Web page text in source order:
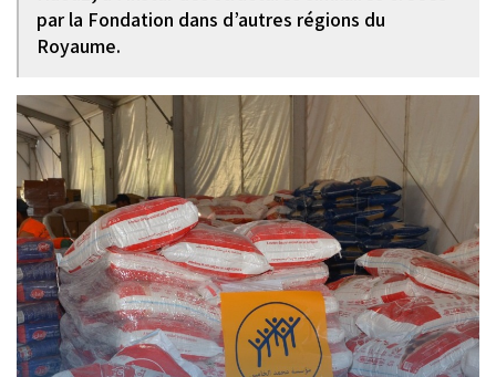
par la Fondation dans d’autres régions du
Royaume.